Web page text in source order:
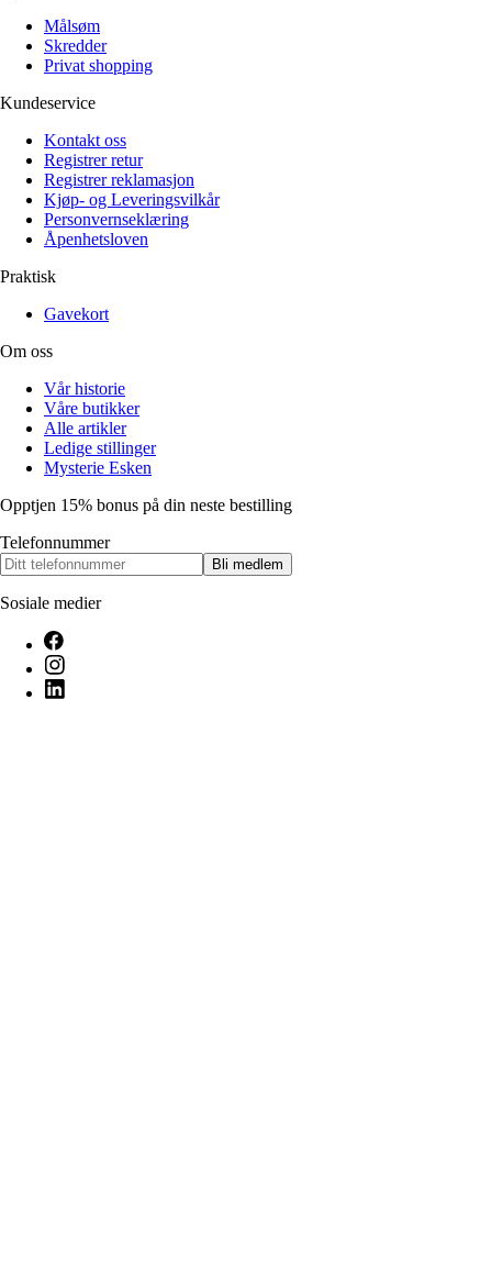
Målsøm
Skredder
Privat shopping
Kundeservice
Kontakt oss
Registrer retur
Registrer reklamasjon
Kjøp- og Leveringsvilkår
Personvernseklæring
Åpenhetsloven
Praktisk
Gavekort
Om oss
Vår historie
Våre butikker
Alle artikler
Ledige stillinger
Mysterie Esken
Opptjen 15% bonus på din neste bestilling
Telefonnummer
Bli medlem
Sosiale medier